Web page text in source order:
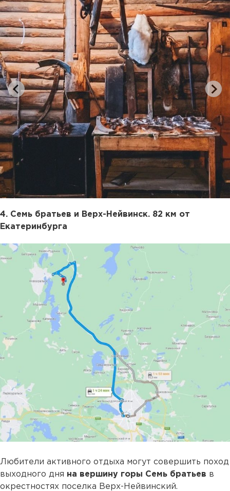
4. Семь братьев и Верх-Нейвинск. 82 км от
Екатеринбурга
Любители активного отдыха могут совершить поход
выходного дня на вершину горы Семь братьев в
окрестностях поселка Верх-Нейвинский.